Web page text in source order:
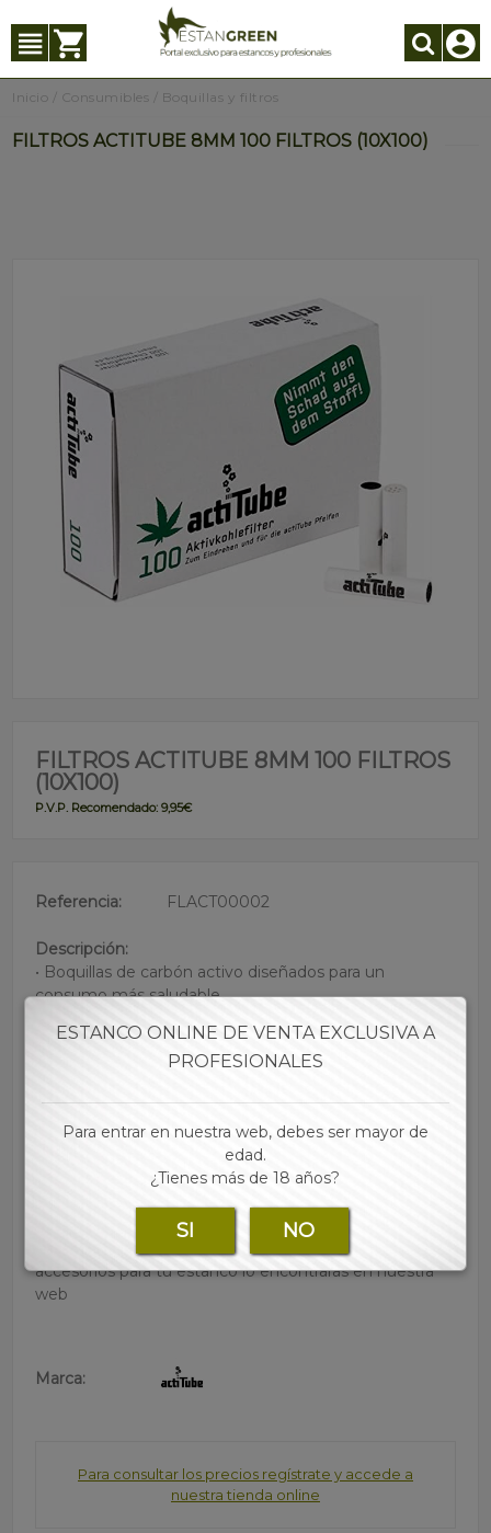
Inicio Consumibles Boquillas y filtros
FILTROS ACTITUBE 8MM 100 FILTROS (10X100)
FILTROS ACTITUBE 8MM 100 FILTROS
(10X100)
P.V.P. Recomendado: 9,95€
Referencia: FLACT00002
Descripción:
• Boquillas de carbón activo diseñados para un
consumo más saludable
• Humo más fresco que no rascará tu garganta
• El filtro tiene 2 piezas de cerámica iguales con
temperaturas refrigerar el aire
• El carbón se encuentra en el medio del filtro
• 1 o 2 usos como máximo
• Filtro de 8 mm de diámetro (regular)
• Cada caja contiene 10 cajitas (100 filtros cada una)
• Las mejores marcas de papel, tubos, filtros y
accesorios para tu estanco lo encontraras en nuestra
web
Marca:
Para consultar los precios regístrate y accede a
nuestra tienda online
ESTANCO ONLINE DE VENTA EXCLUSIVA A
PROFESIONALES
Para entrar en nuestra web, debes ser mayor de
edad.
¿Tienes más de 18 años?
SI NO